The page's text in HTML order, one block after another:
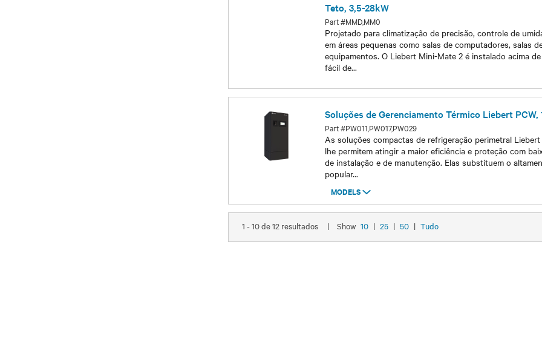
Teto, 3,5-28kW
Part #MMD,MM0
Projetado para climatização de precisão, controle de
em áreas pequenas como salas de computadores, salas
equipamentos. O Liebert Mini-Mate 2 é instalado acima
fácil de...
Soluções de Gerenciamento Térmico Liebert PCW,
Part #PW011,PW017,PW029
As soluções compactas de refrigeração perimetral
lhe permitem atingir a maior eficiência e proteção com
de instalação e de manutenção. Elas substituem o
popular...
MODELS
Models
1 - 10 de 12 resultados | Show 10 | 25 | 50 | Tudo